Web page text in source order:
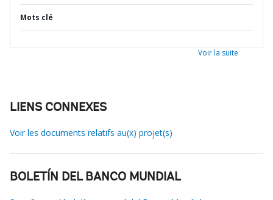
Mots clé
Voir la suite
LIENS CONNEXES
Voir les documents relatifs au(x) projet(s)
BOLETÍN DEL BANCO MUNDIAL